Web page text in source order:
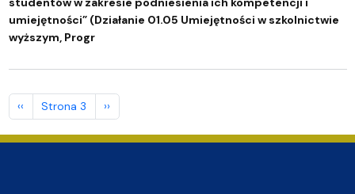
umiejętności” (Działanie 01.05 Umiejętności w szkolnictwie
wyższym, Progr
Stronicowanie
Poprzednia strona
‹‹ Strona 3 Następna strona
››